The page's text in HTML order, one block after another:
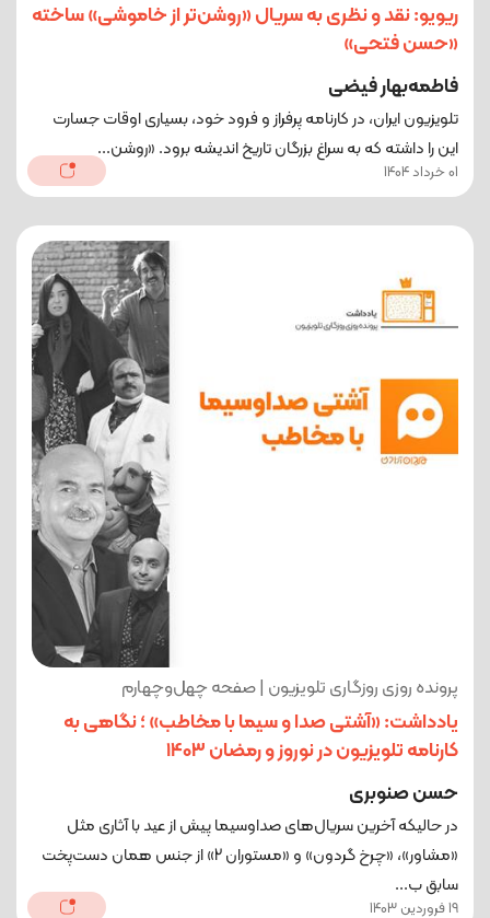
ریویو: نقد و نظری به سریال «روشن‌تر از خاموشی» ساخته
«حسن فتحی»
فاطمه‌بهار فیضی
تلویزیون ایران، در کارنامه پرفراز و فرود خود، بسیاری اوقات جسارت
این را داشته که به سراغ بزرگان تاریخ اندیشه برود. «روشن...
01 خرداد 1404
پرونده روزی روزگاری تلویزیون | صفحه چهل‌وچهارم
یادداشت: «آشتی صدا و سیما با مخاطب» ؛ نگاهی به
کارنامه تلویزیون در نوروز و رمضان 1403
حسن صنوبری
در حالیکه آخرین سریال‌های صداوسیما پیش از عید با آثاری مثل
«مشاور»، «چرخ گردون» و «مستوران 2» از جنس همان دست‌پخت
سابق ب...
19 فروردین 1403